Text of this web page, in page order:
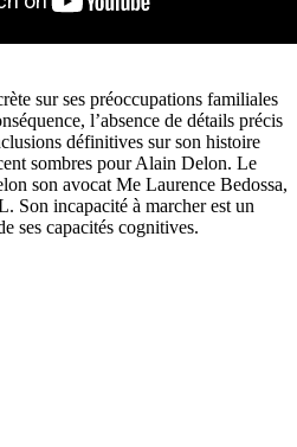
sur ses préoccupations familiales
l’absence de détails précis
définitives sur son histoire
sombres pour Alain Delon. Le
son avocat Me Laurence Bedossa,
Son incapacité à marcher est un
ses capacités cognitives.